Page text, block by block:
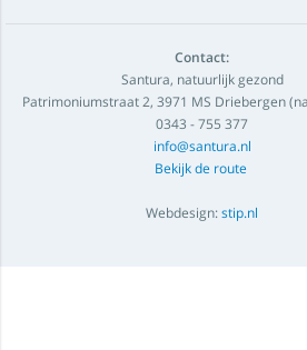
Contact:
Santura, natuurlijk gezond
Patrimoniumstraat 2, 3971 MS Driebergen
0343 - 755 377
info@santura.nl
Bekijk de route
Webdesign:stip.nl